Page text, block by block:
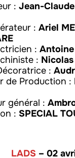
: Jean-
: Ariel
: Antoine
: Nicolas
:
de Production :
général :
: SPECIAL
LADS – 02